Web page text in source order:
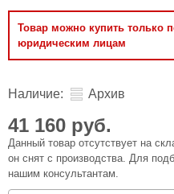
Товар можно купить только
юридическим лицам
Наличие: Архив
41 160 руб.
Данный товар отсутствует на
он снят с производства. Для
нашим консультантам.